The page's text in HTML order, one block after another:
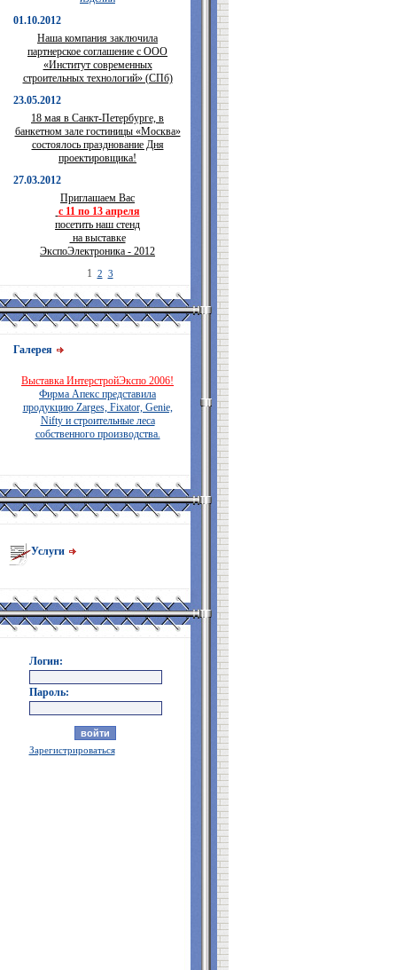
01.10.2012
Наша компания заключила
партнерское соглашение с ООО
«Институт современных
строительных технологий» (СПб)
23.05.2012
18 мая в Санкт-Петербурге, в
банкетном зале гостиницы «Москва»
состоялось празднование Дня
проектировщика!
27.03.2012
Приглашаем Вас
с 11 по 13 апреля
посетить наш стенд
на выставке
ЭкспоЭлектроника - 2012
1 2 3
Галерея
Выставка ИнтерстройЭкспо 2006!
Фирма Апекс представила
продукцию Zarges, Fixator, Genie,
Nifty и строительные леса
собственного производства.
Услуги
Логин:
Пароль:
Зарегистрироваться